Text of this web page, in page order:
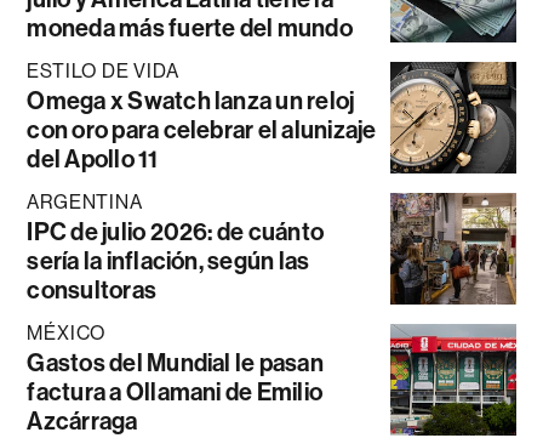
moneda más fuerte del mundo
ESTILO DE VIDA
Omega x Swatch lanza un reloj
con oro para celebrar el alunizaje
del Apollo 11
ARGENTINA
IPC de julio 2026: de cuánto
sería la inflación, según las
consultoras
MÉXICO
Gastos del Mundial le pasan
factura a Ollamani de Emilio
Azcárraga